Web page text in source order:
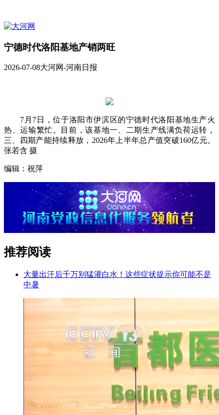
宁德时代洛阳基地产销两旺
2026-07-08大河网-河南日报
7月7日，位于洛阳市伊滨区的宁德时代洛阳基地生产火
热、运输繁忙。目前，该基地一、二期生产线满负荷运转，
三、四期产能持续释放，2026年上半年总产值突破160亿元。
张若含 摄
编辑：祝萍
推荐阅读
大量出汗后千万别猛灌白水！这些症状提示你可能不是
中暑